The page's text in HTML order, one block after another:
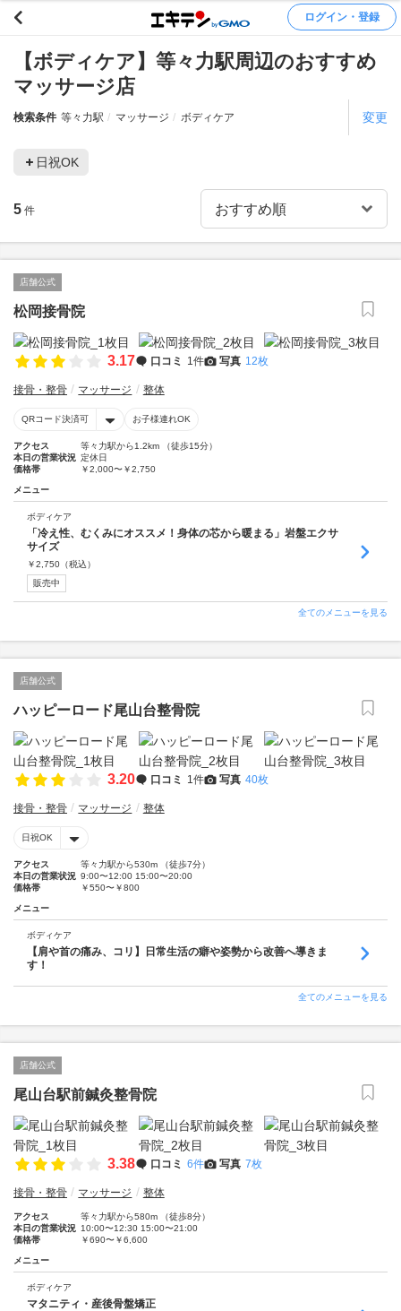
ログイン・登録
【ボディケア】等々力駅周辺のおすすめ
マッサージ店
検索条件 等々力駅 マッサージ ボディケア 変更
日祝OK
5 件
店舗公式
松岡接骨院
3.17 口コミ 1件 写真 12枚
接骨・整骨 マッサージ 整体
QRコード決済可 お子様連れOK
アクセス
等々力駅から1.2km （徒歩15分）
本日の営業状況 定休日
価格帯
￥2,000〜￥2,750
メニュー
ボディケア
「冷え性、むくみにオススメ！身体の芯から暖まる」岩盤エクサ
サイズ
￥2,750 （税込）
販売中
全てのメニューを見る
店舗公式
ハッピーロード尾山台整骨院
3.20 口コミ 1件 写真 40枚
接骨・整骨 マッサージ 整体
日祝OK
アクセス
等々力駅から530m （徒歩7分）
本日の営業状況 9:00〜12:00 15:00〜20:00
価格帯
￥550〜￥800
メニュー
ボディケア
【肩や首の痛み、コリ】日常生活の癖や姿勢から改善へ導きま
す！
全てのメニューを見る
店舗公式
尾山台駅前鍼灸整骨院
3.38 口コミ 6件 写真 7枚
接骨・整骨 マッサージ 整体
アクセス
等々力駅から580m （徒歩8分）
本日の営業状況 10:00〜12:30 15:00〜21:00
価格帯
￥690〜￥6,600
メニュー
ボディケア
マタニティ・産後骨盤矯正